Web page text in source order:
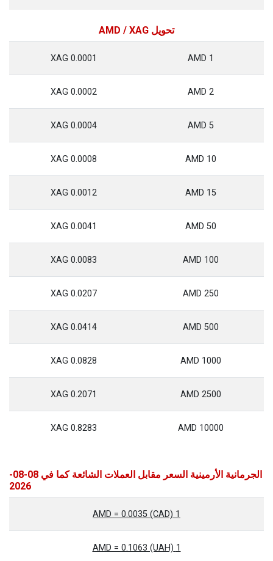
تحويل AMD / XAG
1 AMD
0.0001 XAG
2 AMD
0.0002 XAG
5 AMD
0.0004 XAG
10 AMD
0.0008 XAG
15 AMD
0.0012 XAG
50 AMD
0.0041 XAG
100 AMD
0.0083 XAG
250 AMD
0.0207 XAG
500 AMD
0.0414 XAG
1000 AMD
0.0828 XAG
2500 AMD
0.2071 XAG
10000 AMD
0.8283 XAG
الجرمانية الأرمينية السعر مقابل العملات الشائعة كما في 08-08-
2026
1 AMD = 0.0035 (CAD)
1 AMD = 0.1063 (UAH)